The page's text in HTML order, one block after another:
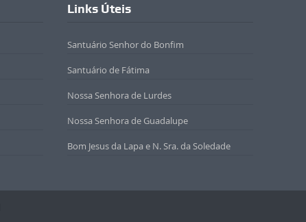
Links Úteis
Santuário Senhor do Bonfim
Santuário de Fátima
Nossa Senhora de Lurdes
Nossa Senhora de Guadalupe
Bom Jesus da Lapa e N. Sra. da Soledade